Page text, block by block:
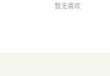
暂无喜欢